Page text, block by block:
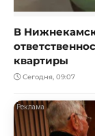
В
квартиры
Сегодня, 09:07